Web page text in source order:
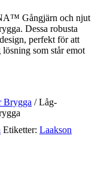
Gångjärn och njut
Dessa robusta
perfekt för att
som står emot
Brygga /Låg-
Etiketter: Laakson